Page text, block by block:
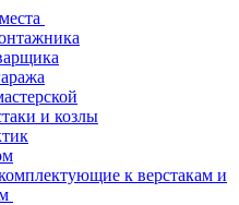
и козлы
к верстакам и